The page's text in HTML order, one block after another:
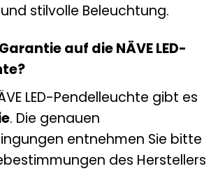
stilvolle Beleuchtung.
auf die NÄVE LED-
LED-Pendelleuchte gibt es
. Die genauen
entnehmen Sie bitte
des Herstellers